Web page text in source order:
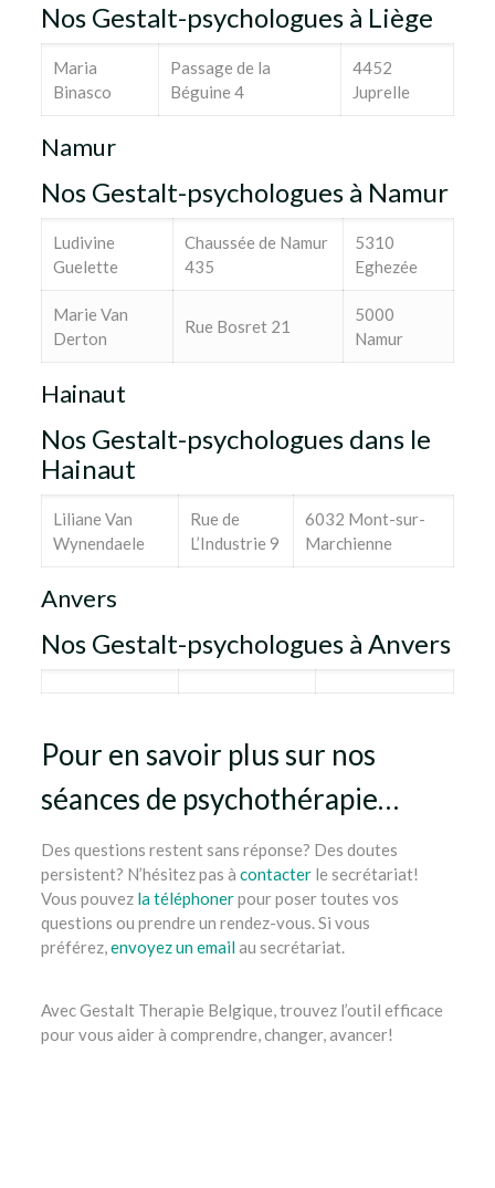
Nos Gestalt-psychologues à Liège
Maria
Binasco
Passage de la
Béguine 4
4452
Juprelle
Namur
Nos Gestalt-psychologues à Namur
Ludivine
Guelette
Chaussée de Namur
435
5310
Eghezée
Marie Van
Derton
Rue Bosret 21
5000
Namur
Hainaut
Nos Gestalt-psychologues dans le
Hainaut
Liliane Van
Wynendaele
Rue de
L’Industrie 9
6032 Mont-sur-
Marchienne
Anvers
Nos Gestalt-psychologues à Anvers
Pour en savoir plus sur nos
séances de psychothérapie…
Des questions restent sans réponse? Des doutes
persistent? N’hésitez pas à contacterle secrétariat!
Vous pouvez la téléphonerpour poser toutes vos
questions ou prendre un rendez-vous. Si vous
préférez,envoyez un emailau secrétariat.
Avec Gestalt Therapie Belgique, trouvez l’outil efficace
pour vous aider à comprendre, changer, avancer!